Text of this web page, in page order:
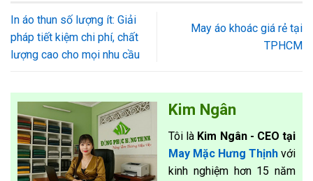
In áo thun số lượng ít: Giải
pháp tiết kiệm chi phí, chất
lượng cao cho mọi nhu cầu
May áo khoác giá rẻ tại
TPHCM
Kim Ngân
Tôi là Kim Ngân - CEO tại
May Mặc Hưng Thịnh với
kinh nghiệm hơn 15 năm